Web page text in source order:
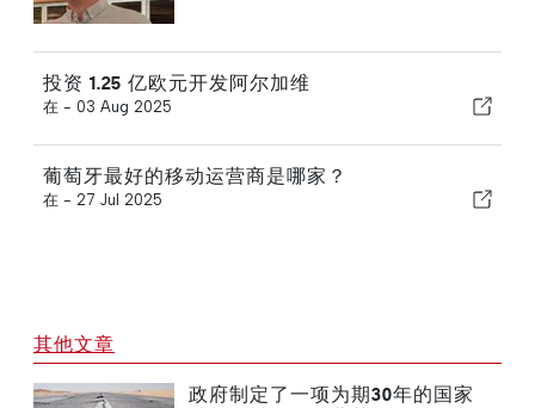
投资 1.25 亿欧元开发阿尔加维
在 - 03 Aug 2025
葡萄牙最好的移动运营商是哪家？
在 - 27 Jul 2025
其他文章
政府制定了一项为期30年的国家